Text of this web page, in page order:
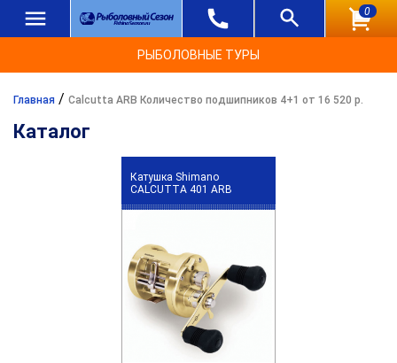
0
РЫБОЛОВНЫЕ ТУРЫ
Главная / Calcutta ARB Количество подшипников 4+1 от 16 520 р.
Каталог
Катушка Shimano
CALCUTTA 401 ARB